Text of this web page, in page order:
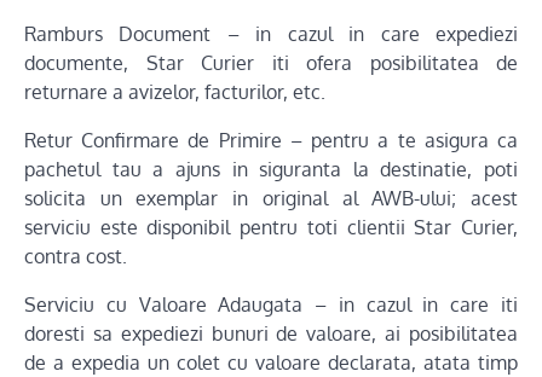
Ramburs Document – in cazul in care expediezi
documente, Star Curier iti ofera posibilitatea de
returnare a avizelor, facturilor, etc.
Retur Confirmare de Primire – pentru a te asigura ca
pachetul tau a ajuns in siguranta la destinatie, poti
solicita un exemplar in original al AWB-ului; acest
serviciu este disponibil pentru toti clientii Star Curier,
contra cost.
Serviciu cu Valoare Adaugata – in cazul in care iti
doresti sa expediezi bunuri de valoare, ai posibilitatea
de a expedia un colet cu valoare declarata, atata timp